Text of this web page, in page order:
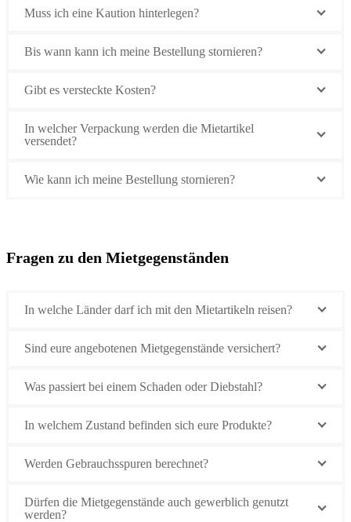
Muss ich eine Kaution hinterlegen?
Bis wann kann ich meine Bestellung stornieren?
Gibt es versteckte Kosten?
In welcher Verpackung werden die Mietartikel
versendet?
Wie kann ich meine Bestellung stornieren?
Fragen zu den Mietgegenständen
In welche Länder darf ich mit den Mietartikeln reisen?
Sind eure angebotenen Mietgegenstände versichert?
Was passiert bei einem Schaden oder Diebstahl?
In welchem Zustand befinden sich eure Produkte?
Werden Gebrauchsspuren berechnet?
Dürfen die Mietgegenstände auch gewerblich genutzt
werden?